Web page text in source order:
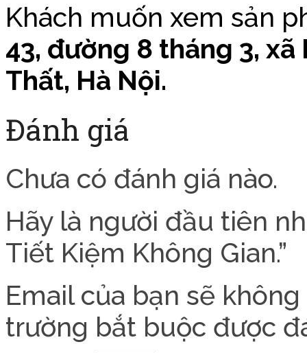
Khách muốn xem sản
43, đường 8 tháng 3,
Thất, Hà Nội.
Đánh giá
Chưa có đánh giá nào.
Hãy là người đầu tiên
Tiết Kiệm Không Gian.”
Email của bạn sẽ
trường bắt buộc được